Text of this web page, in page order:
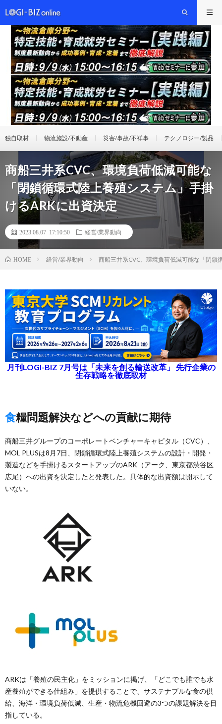
独自取材 物流施設/不動産 災害/事故/不祥事 テクノロジー/製品
商船三井系CVC、環境負荷低減可能な
「閉鎖循環式陸上養殖システム」手掛
けるARKに出資決定
2023.08.07 17:10:50 経営/業界動向
HOME 経営/業界動向 商船三井系CVC、環境負荷低減可能な「閉鎖
月刊LOGI-BIZ 7月号は「未来を創る輸送改革」 先行企業の
生存戦略を徹底取材
食糧問題解決などへの貢献に期待
商船三井グループのコーポレートベンチャーキャピタル（CVC）、
MOL PLUSは8月7日、閉鎖循環式陸上養殖システムの設計・開発・
製造などを手掛けるスタートアップのARK（アーク、東京都渋谷区
広尾）への出資を決定したと発表した。具体的な出資額は開示して
いない。
ARKは「養殖の民主化」をミッションに掲げ、「どこでも誰でも水
産養殖ができる仕組み」を提供することで、サステナブルな食の供
給、海洋・環境負荷低減、生産・物流危機回避の3つの課題解決を目
指している。